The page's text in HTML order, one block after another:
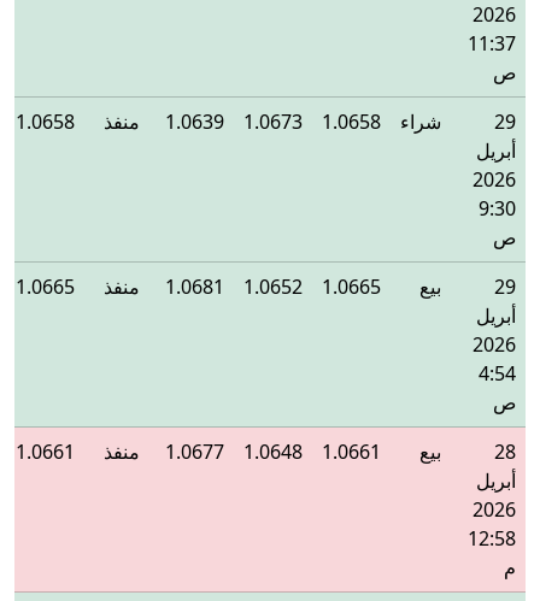
2026
11:37
ص
29
أبريل
2026
9:30
ص
شراء 1.0658
1.0673
1.0639 منفذ 1.0658
29
أبريل
2026
4:54
ص
بيع 1.0665
1.0652
1.0681 منفذ 1.0665
28
أبريل
2026
12:58
م
بيع 1.0661
1.0648
1.0677 منفذ 1.0661